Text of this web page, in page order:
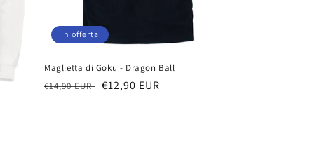
In offerta
Maglietta di Goku - Dragon Ball
Prezzo
€14,90 EUR Prezzo
€12,90 EUR